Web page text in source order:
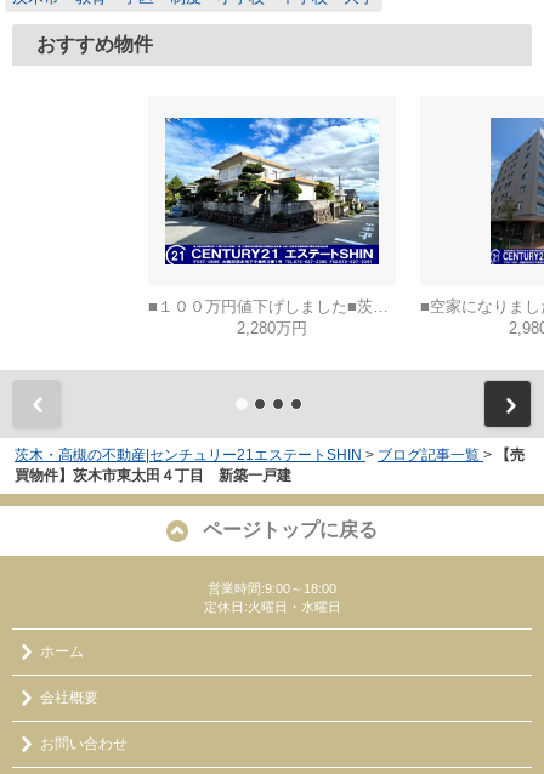
おすすめ物件
2,280万円
茨木・高槻の不動産|センチュリー21エステートSHIN > ブログ記事一覧 >
【売
買物件】茨木市東太田４丁目 新築一戸建
ページトップに戻る
営業時間:9:00～18:00
定休日:火曜日・水曜日
ホーム
会社概要
お問い合わせ